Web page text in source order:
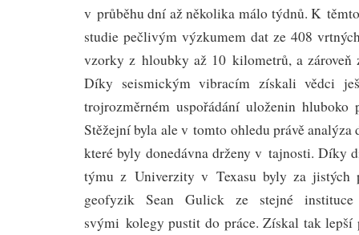
v průběhu dní až několika málo týdnů. K
studie pečlivým výzkumem dat ze 408
vzorky z hloubky až 10 kilometrů, a zároveň
Díky seismickým vibracím získali vědci
trojrozměrném uspořádání uloženin hluboko
Stěžejní byla ale v tomto ohledu právě
které byly donedávna drženy v tajnosti. Díky
týmu z Univerzity v Texasu byly za jistých
geofyzik Sean Gulick ze stejné
svými kolegy pustit do práce. Získal tak lepší